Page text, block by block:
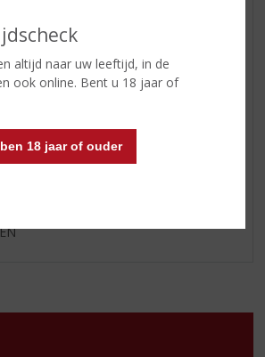
altijd naar uw leeftijd, in de
ook online. Bent u 18 jaar of
18 jaar of ouder
OVERIG